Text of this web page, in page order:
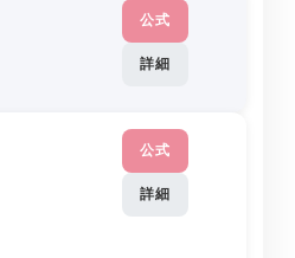
公式
詳細
公式
詳細